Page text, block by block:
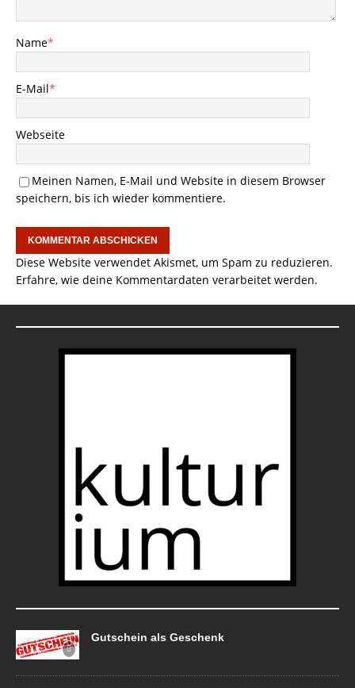
Name*
E-Mail*
Webseite
Meinen Namen, E-Mail und Website in diesem Browser
speichern, bis ich wieder kommentiere.
Diese Website verwendet Akismet, um Spam zu reduzieren.
Erfahre, wie deine Kommentardaten verarbeitet werden.
Gutschein als Geschenk